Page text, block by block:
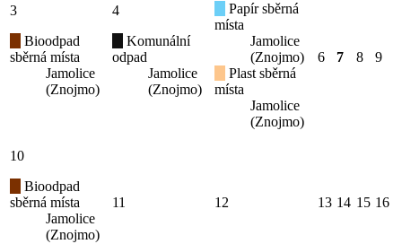
3
Bioodpad
sběrná místa
Jamolice
(Znojmo)
4
Komunální
odpad
Jamolice
(Znojmo)
Papír sběrná
místa
Jamolice
(Znojmo)
Plast sběrná
místa
Jamolice
(Znojmo)
6 7 8 9
10
Bioodpad
sběrná místa
Jamolice
(Znojmo)
11 12 13 14 15 16